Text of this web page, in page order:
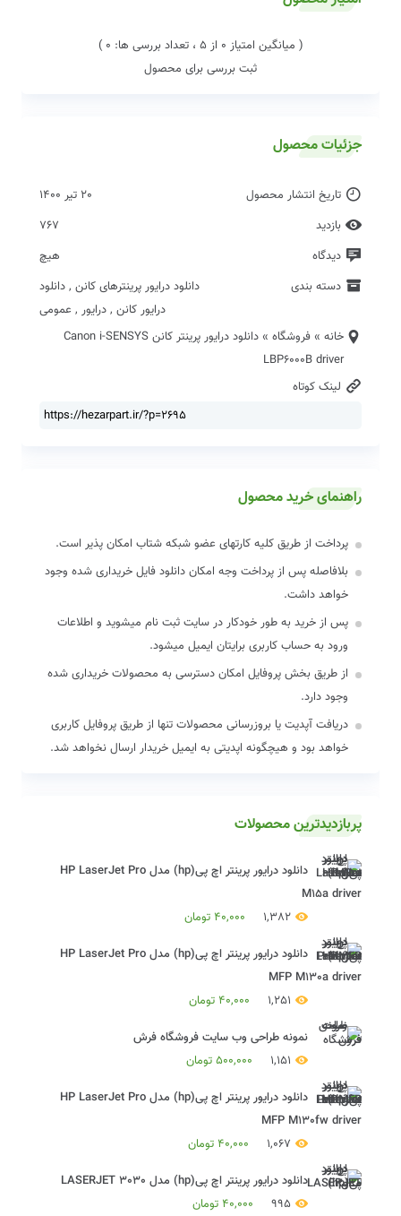
( میانگین امتیاز 0 از 5 ، تعداد بررسی ها: 0 )
ثبت بررسی برای محصول
جزئیات محصول
تاریخ انتشار محصول
20 تیر 1400
بازدید
767
دیدگاه
هیچ
دسته بندی
دانلود درایور پرینترهای کانن , دانلود
درایور کانن , درایور , عمومی
خانه » فروشگاه »
دانلود درایور پرینتر کانن Canon i-SENSYS
LBP6000B driver
لینک کوتاه
راهنمای خرید محصول
پرداخت از طریق کلیه کارتهای عضو شبکه شتاب امکان پذیر است.
بلافاصله پس از پرداخت وجه امکان دانلود فایل خریداری شده وجود
خواهد داشت.
پس از خرید به طور خودکار در سایت ثبت نام میشوید و اطلاعات
ورود به حساب کاربری برایتان ایمیل میشود.
از طریق بخش پروفایل امکان دسترسی به محصولات خریداری شده
وجود دارد.
دریافت آپدیت یا بروزرسانی محصولات تنها از طریق پروفایل کاربری
خواهد بود و هیچگونه اپدیتی به ایمیل خریدار ارسال نخواهد شد.
پربازدیدترین محصولات
دانلود درایور پرینتر اچ پی(hp) مدل HP LaserJet Pro
M15a driver
1,382
40,000 تومان
دانلود درایور پرینتر اچ پی(hp) مدل HP LaserJet Pro
MFP M130a driver
1,251
40,000 تومان
نمونه طراحی وب سایت فروشگاه فرش
1,151
500,000 تومان
دانلود درایور پرینتر اچ پی(hp) مدل HP LaserJet Pro
MFP M130fw driver
1,067
40,000 تومان
دانلود درایور پرینتر اچ پی(hp) مدل LASERJET 3030
995
40,000 تومان